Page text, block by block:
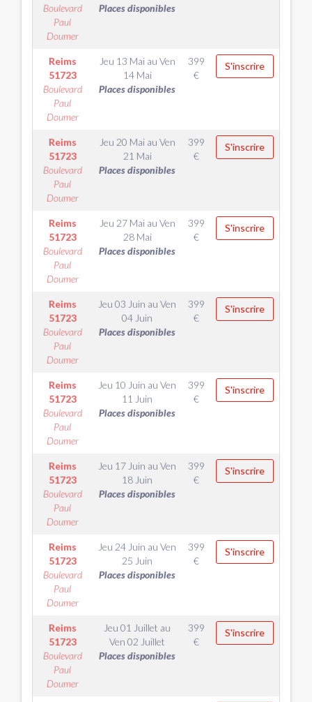
Boulevard
Paul
Doumer
Places disponibles
Reims
51723
Boulevard
Paul
Doumer
Jeu 13 Maiau Ven
14 Mai
Places disponibles
399
€
S'inscrire
Reims
51723
Boulevard
Paul
Doumer
Jeu 20 Maiau Ven
21 Mai
Places disponibles
399
€
S'inscrire
Reims
51723
Boulevard
Paul
Doumer
Jeu 27 Maiau Ven
28 Mai
Places disponibles
399
€
S'inscrire
Reims
51723
Boulevard
Paul
Doumer
Jeu 03 Juin au Ven
04 Juin
Places disponibles
399
€
S'inscrire
Reims
51723
Boulevard
Paul
Doumer
Jeu 10 Juin au Ven
11 Juin
Places disponibles
399
€
S'inscrire
Reims
51723
Boulevard
Paul
Doumer
Jeu 17 Juin au Ven
18 Juin
Places disponibles
399
€
S'inscrire
Reims
51723
Boulevard
Paul
Doumer
Jeu 24 Juin au Ven
25 Juin
Places disponibles
399
€
S'inscrire
Reims
51723
Boulevard
Paul
Doumer
Jeu 01 Juillet au
Ven 02 Juillet
Places disponibles
399
€
S'inscrire